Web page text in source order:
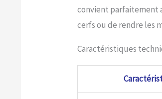
convient parfaitement
cerfs ou de rendre les
Caractéristiques